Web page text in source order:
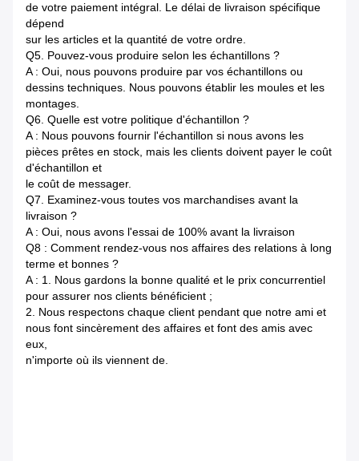
de votre paiement intégral. Le délai de livraison spécifique
dépend
sur les articles et la quantité de votre ordre.
Q5. Pouvez-vous produire selon les échantillons ?
A : Oui, nous pouvons produire par vos échantillons ou
dessins techniques. Nous pouvons établir les moules et les
montages.
Q6. Quelle est votre politique d'échantillon ?
A : Nous pouvons fournir l'échantillon si nous avons les
pièces prêtes en stock, mais les clients doivent payer le coût
d'échantillon et
le coût de messager.
Q7. Examinez-vous toutes vos marchandises avant la
livraison ?
A : Oui, nous avons l'essai de 100% avant la livraison
Q8 : Comment rendez-vous nos affaires des relations à long
terme et bonnes ?
A : 1. Nous gardons la bonne qualité et le prix concurrentiel
pour assurer nos clients bénéficient ;
2. Nous respectons chaque client pendant que notre ami et
nous font sincèrement des affaires et font des amis avec
eux,
n'importe où ils viennent de.